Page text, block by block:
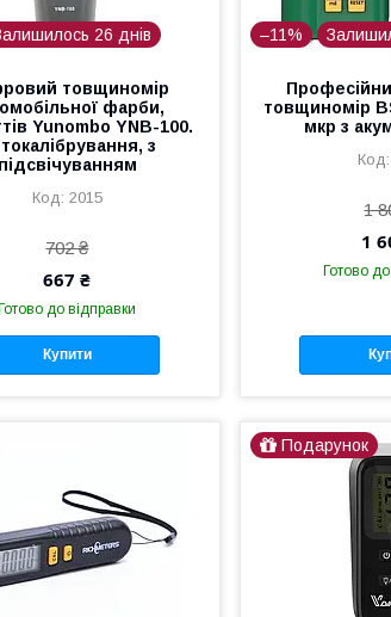
26 днів
товщиномір
фарби,
Yunombo YNB-100.
з
підсвічуванням
2015
702 ₴
667 ₴
до відправки
Купити
–11%
товщиномір
мкр з
1
1
Готово
Подарунок